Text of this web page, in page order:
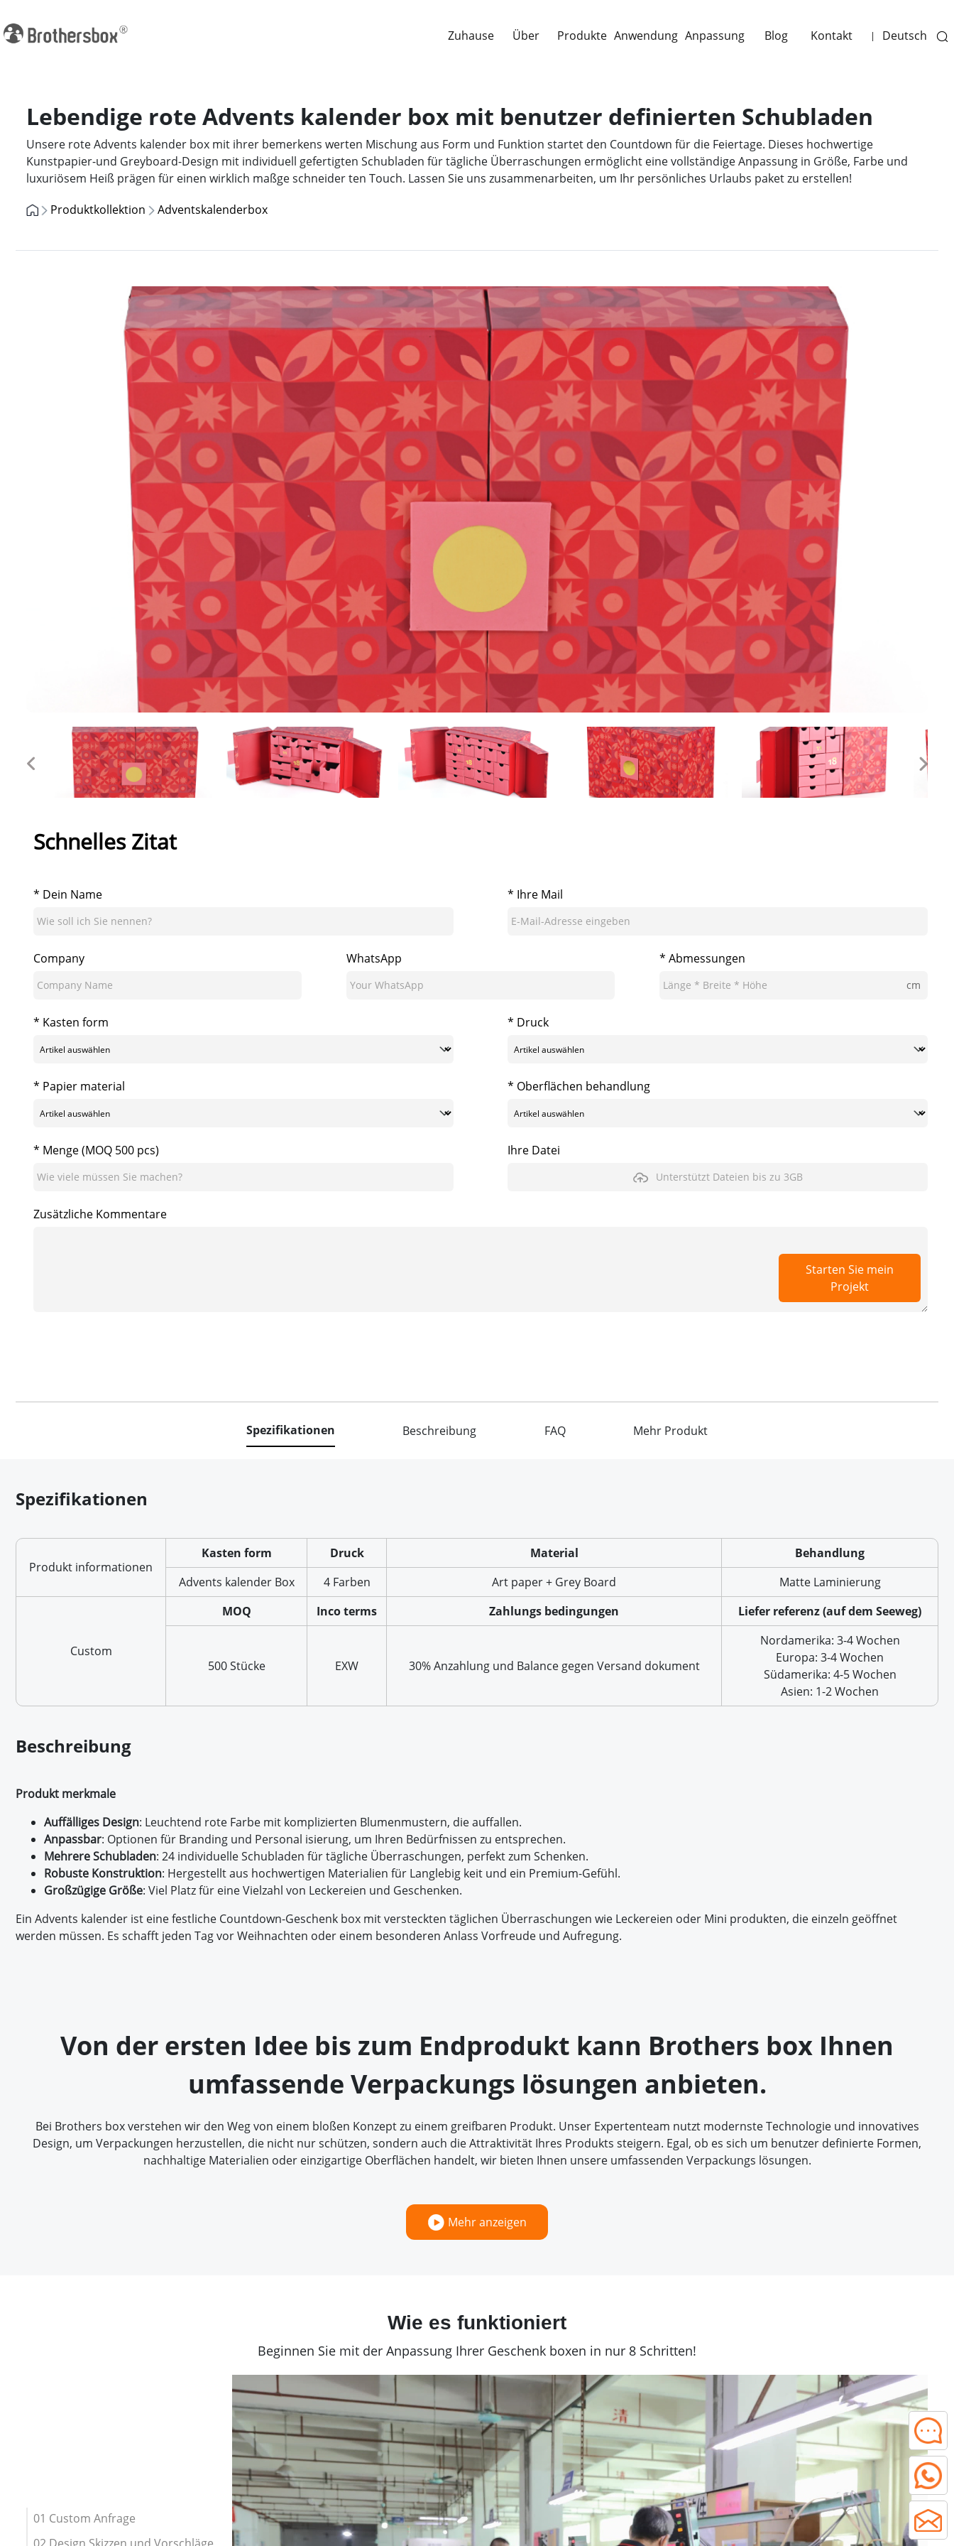
Zuhause Über Produkte Anwendung Anpassung Blog Kontakt | Deutsch
Lebendige rote Advents kalender box mit benutzer definierten Schubladen
Unsere rote Advents kalender box mit ihrer bemerkens werten Mischung aus Form und Funktion startet den Countdown für die Feiertage. Dieses hochwertige
Kunstpapier-und Greyboard-Design mit individuell gefertigten Schubladen für tägliche Überraschungen ermöglicht eine vollständige Anpassung in Größe, Farbe und
luxuriösem Heiß prägen für einen wirklich maßge schneider ten Touch. Lassen Sie uns zusammenarbeiten, um Ihr persönliches Urlaubs paket zu erstellen!
Produktkollektion
Adventskalenderbox
Schnelles Zitat
* Dein Name * Ihre Mail
Company WhatsApp * Abmessungen
cm
* Kasten form * Druck
* Papier material * Oberflächen behandlung
* Menge (MOQ 500 pcs) Ihre Datei
Unterstützt Dateien bis zu 3GB
Zusätzliche Kommentare
Starten Sie mein
Projekt
Spezifikationen Beschreibung FAQ Mehr Produkt
Spezifikationen
Produkt informationen
Kasten form Druck Material
Behandlung
Advents kalender Box
4 Farben Art paper + Grey Board Matte Laminierung
Custom
MOQ Inco terms Zahlungs bedingungen Liefer referenz (auf dem Seeweg)
500 Stücke EXW 30% Anzahlung und Balance gegen Versand dokument
Nordamerika: 3-4 Wochen
Europa: 3-4 Wochen
Südamerika: 4-5 Wochen
Asien: 1-2 Wochen
Beschreibung
Produkt merkmale
Auffälliges Design: Leuchtend rote Farbe mit komplizierten Blumenmustern, die auffallen.
Anpassbar: Optionen für Branding und Personal isierung, um Ihren Bedürfnissen zu entsprechen.
Mehrere Schubladen: 24 individuelle Schubladen für tägliche Überraschungen, perfekt zum Schenken.
Robuste Konstruktion: Hergestellt aus hochwertigen Materialien für Langlebig keit und ein Premium-Gefühl.
Großzügige Größe: Viel Platz für eine Vielzahl von Leckereien und Geschenken.
Ein Advents kalender ist eine festliche Countdown-Geschenk box mit versteckten täglichen Überraschungen wie Leckereien oder Mini produkten, die einzeln geöffnet
werden müssen. Es schafft jeden Tag vor Weihnachten oder einem besonderen Anlass Vorfreude und Aufregung.
Von der ersten Idee bis zum Endprodukt kann Brothers box Ihnen
umfassende Verpackungs lösungen anbieten.
Bei Brothers box verstehen wir den Weg von einem bloßen Konzept zu einem greifbaren Produkt. Unser Expertenteam nutzt modernste Technologie und innovatives
Design, um Verpackungen herzustellen, die nicht nur schützen, sondern auch die Attraktivität Ihres Produkts steigern. Egal, ob es sich um benutzer definierte Formen,
nachhaltige Materialien oder einzigartige Oberflächen handelt, wir bieten Ihnen unsere umfassenden Verpackungs lösungen.
Mehr anzeigen
Wie es funktioniert
Beginnen Sie mit der Anpassung Ihrer Geschenk boxen in nur 8 Schritten!
01 Custom Anfrage